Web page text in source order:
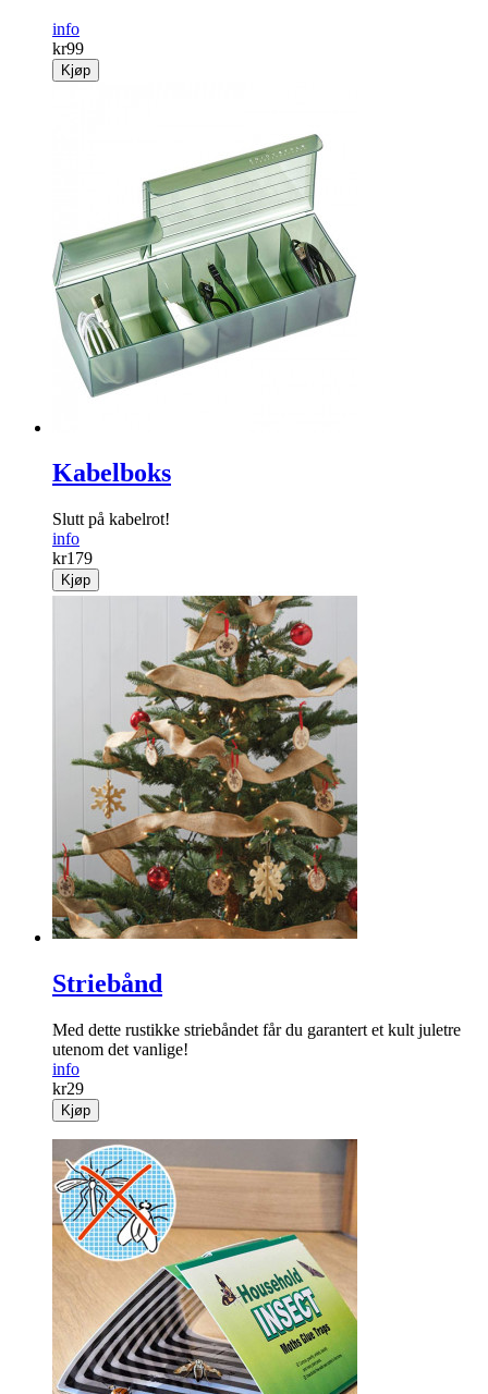
info
kr99
Kjøp
Kabelboks
Slutt på kabelrot!
info
kr179
Kjøp
Striebånd
Med dette rustikke striebåndet får du garantert et kult juletre
utenom det vanlige!
info
kr29
Kjøp